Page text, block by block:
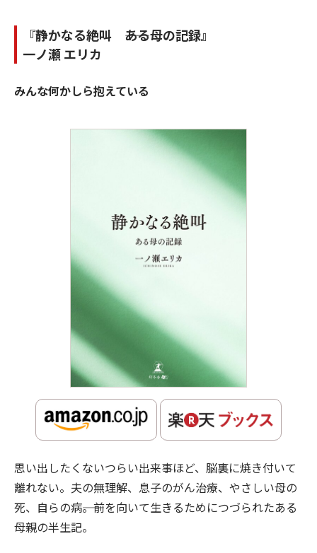
『静かなる絶叫 ――ある母の記録』
一ノ瀬 エリカ
みんな何かしら抱えている
思い出したくないつらい出来事ほど、脳裏に焼き付いて
離れない。夫の無理解、息子のがん治療、やさしい母の
死、自らの病――。前を向いて生きるためにつづられたある
母親の半生記。